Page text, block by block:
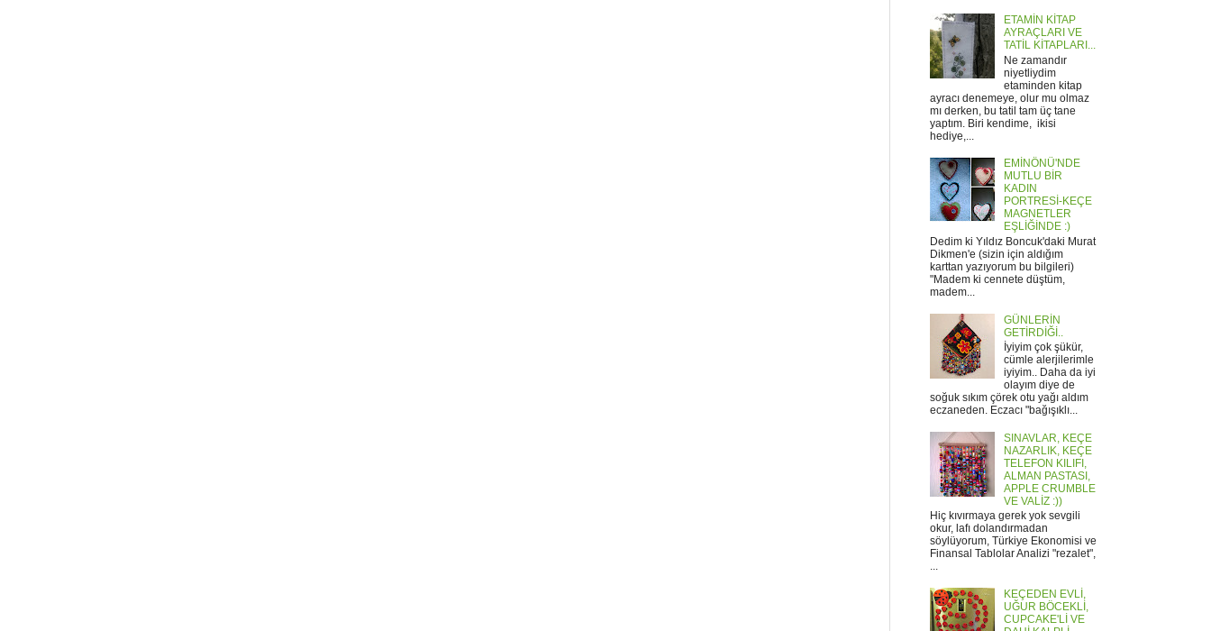
ETAMİN KİTAP
AYRAÇLARI VE
TATİL KİTAPLARI...
Ne zamandır
niyetliydim
etaminden kitap
ayracı denemeye, olur mu olmaz
mı derken, bu tatil tam üç tane
yaptım. Biri kendime, ikisi
hediye,...
EMİNÖNÜ'NDE
MUTLU BİR
KADIN
PORTRESİ-KEÇE
MAGNETLER
EŞLİĞİNDE :)
Dedim ki Yıldız Boncuk'daki Murat
Dikmen'e (sizin için aldığım
karttan yazıyorum bu bilgileri)
"Madem ki cennete düştüm,
madem...
GÜNLERİN
GETİRDİĞİ..
İyiyim çok şükür,
cümle alerjilerimle
iyiyim.. Daha da iyi
olayım diye de
soğuk sıkım çörek otu yağı aldım
eczaneden. Eczacı "bağışıklı...
SINAVLAR, KEÇE
NAZARLIK, KEÇE
TELEFON KILIFI,
ALMAN PASTASI,
APPLE CRUMBLE
VE VALİZ :))
Hiç kıvırmaya gerek yok sevgili
okur, lafı dolandırmadan
söylüyorum, Türkiye Ekonomisi ve
Finansal Tablolar Analizi "rezalet",
...
KEÇEDEN EVLİ,
UĞUR BÖCEKLİ,
CUPCAKE'Lİ VE